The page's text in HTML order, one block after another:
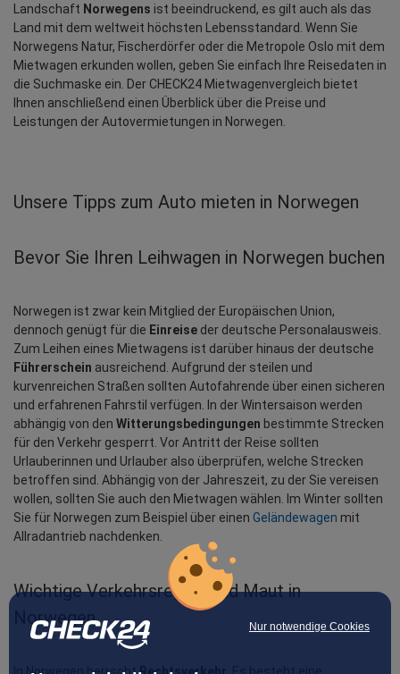
Nur notwendige Cookies
Landschaft Norwegens ist beeindruckend, es gilt auch als das
Land mit dem weltweit höchsten Lebensstandard. Wenn Sie
Norwegens Natur, Fischerdörfer oder die Metropole Oslo mit dem
Mietwagen erkunden wollen, geben Sie einfach Ihre Reisedaten in
die Suchmaske ein. Der CHECK24 Mietwagenvergleich bietet
Ihnen anschließend einen Überblick über die Preise und
Leistungen der Autovermietungen in Norwegen.
Unsere Tipps zum Auto mieten in Norwegen
Bevor Sie Ihren Leihwagen in Norwegen buchen
Norwegen ist zwar kein Mitglied der Europäischen Union,
dennoch genügt für die Einreise der deutsche Personalausweis.
Führerschein ausreichend. Aufgrund der steilen und
kurvenreichen Straßen sollten Autofahrende über einen sicheren
und erfahrenen Fahrstil verfügen. In der Wintersaison werden
abhängig von den Witterungsbedingungen bestimmte Strecken
für den Verkehr gesperrt. Vor Antritt der Reise sollten
Urlauberinnen und Urlauber also überprüfen, welche Strecken
betroffen sind. Abhängig von der Jahreszeit, zu der Sie vereisen
wollen, sollten Sie auch den Mietwagen wählen. Im Winter sollten
Sie für Norwegen zum Beispiel über einen Geländewagen mit
Allradantrieb nachdenken.
Wichtige Verkehrsregeln und Maut in
Norwegen